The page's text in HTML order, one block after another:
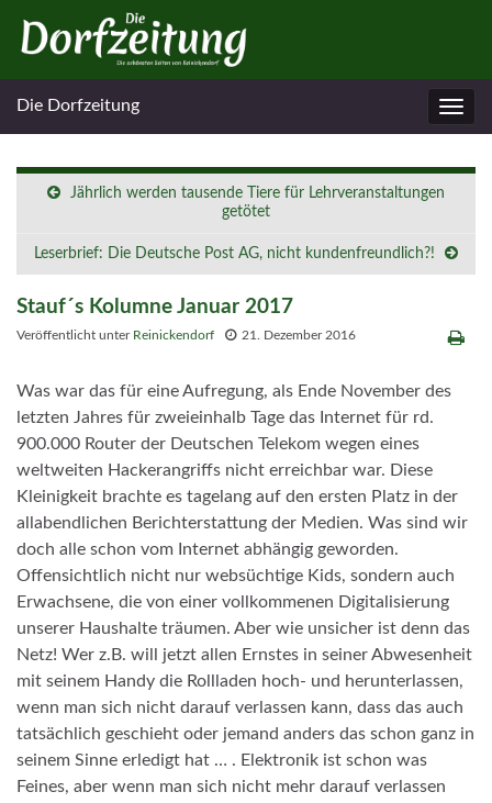
Die Dorfzeitung
Jährlich werden tausende Tiere für Lehrveranstaltungen
getötet
Leserbrief: Die Deutsche Post AG, nicht kundenfreundlich?!
Stauf´s Kolumne Januar 2017
Veröffentlicht unter Reinickendorf 21. Dezember 2016
Was war das für eine Aufregung, als Ende November des
letzten Jahres für zweieinhalb Tage das Internet für rd.
900.000 Router der Deutschen Telekom wegen eines
weltweiten Hackerangriffs nicht erreichbar war. Diese
Kleinigkeit brachte es tagelang auf den ersten Platz in der
allabendlichen Berichterstattung der Medien. Was sind wir
doch alle schon vom Internet abhängig geworden.
Offensichtlich nicht nur websüchtige Kids, sondern auch
Erwachsene, die von einer vollkommenen Digitalisierung
unserer Haushalte träumen. Aber wie unsicher ist denn das
Netz! Wer z.B. will jetzt allen Ernstes in seiner Abwesenheit
mit seinem Handy die Rollladen hoch- und herunterlassen,
wenn man sich nicht darauf verlassen kann, dass das auch
tatsächlich geschieht oder jemand anders das schon ganz in
seinem Sinne erledigt hat … . Elektronik ist schon was
Feines, aber wenn man sich nicht mehr darauf verlassen